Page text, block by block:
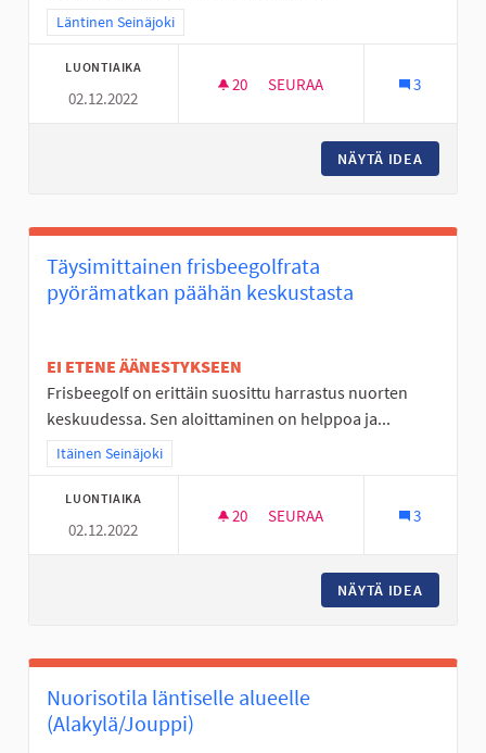
Rajaa tulokset teeman mukaan: Läntinen Seinäjoki
Läntinen Seinäjoki
LUONTIAIKA
02.12.2022
20 20 SEURAAJAA
SEURAA 3
NÄYTÄ IDEA
Täysimittainen frisbeegolfrata
pyörämatkan päähän keskustasta
EI ETENE ÄÄNESTYKSEEN
Frisbeegolf on erittäin suosittu harrastus nuorten
keskuudessa. Sen aloittaminen on helppoa ja...
Rajaa tulokset teeman mukaan: Itäinen Seinäjoki
Itäinen Seinäjoki
LUONTIAIKA
02.12.2022
20 20 SEURAAJAA
SEURAA 3
NÄYTÄ IDEA
Nuorisotila läntiselle alueelle
(Alakylä/Jouppi)